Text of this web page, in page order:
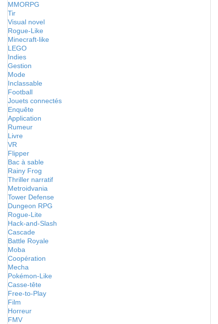
MMORPG
Tir
Visual novel
Rogue-Like
Minecraft-like
LEGO
Indies
Gestion
Mode
Inclassable
Football
Jouets connectés
Enquête
Application
Rumeur
Livre
VR
Flipper
Bac à sable
Rainy Frog
Thriller narratif
Metroidvania
Tower Defense
Dungeon RPG
Rogue-Lite
Hack-and-Slash
Cascade
Battle Royale
Moba
Coopération
Mecha
Pokémon-Like
Casse-tête
Free-to-Play
Film
Horreur
FMV